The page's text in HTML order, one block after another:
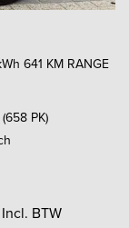
641 KM RANGE
PK)
Incl. BTW